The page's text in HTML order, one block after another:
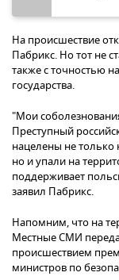
На происшествие
Пабрикс. Но тот не
также с точностью
государства.
"Мои
Преступный
нацелены не только
но и упали на
поддерживает
заявил Пабрикс.
Напомним, что на
Местные СМИ
происшествием
министров по